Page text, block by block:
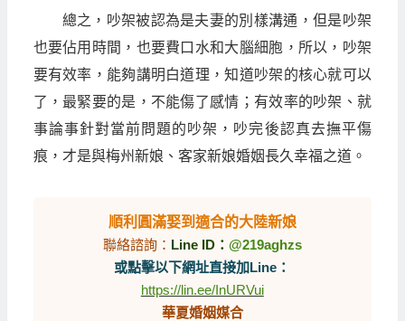
總之，吵架被認為是夫妻的別樣溝通，但是吵架
也要佔用時間，也要費口水和大腦細胞，所以，吵架
要有效率，能夠講明白道理，知道吵架的核心就可以
了，最緊要的是，不能傷了感情；有效率的吵架、就
事論事針對當前問題的吵架，吵完後認真去撫平傷
痕，才是與梅州新娘、客家新娘婚姻長久幸福之道。
順利圓滿娶到適合的大陸新娘
聯絡諮詢： Line ID： @219aghzs
或點擊以下網址直接加Line：
https://lin.ee/InURVui
華夏婚姻媒合